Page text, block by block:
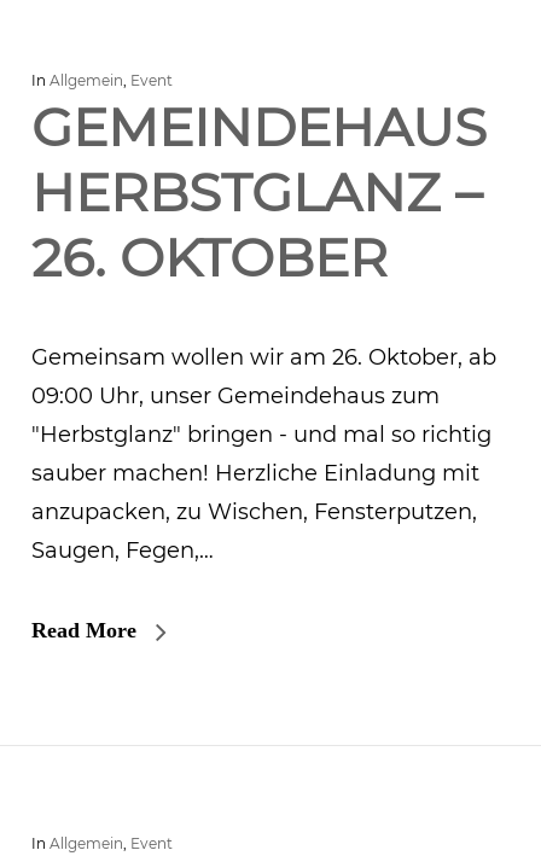
In Allgemein, Event
GEMEINDEHAUS
HERBSTGLANZ –
26. OKTOBER
Gemeinsam wollen wir am 26. Oktober, ab
09:00 Uhr, unser Gemeindehaus zum
"Herbstglanz" bringen - und mal so richtig
sauber machen! Herzliche Einladung mit
anzupacken, zu Wischen, Fensterputzen,
Saugen, Fegen,…
Read More
In Allgemein, Event